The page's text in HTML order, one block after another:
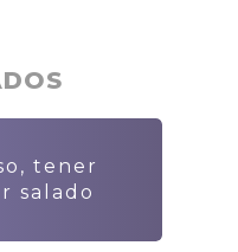
tener
salado